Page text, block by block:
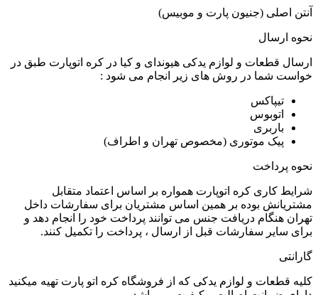
آنتن اصلی (جنیون پارت و موبیس)
نحوه ارسال
ارسال قطعات و لوازم یدکی هیوندای و کیا در کره اتوپارت طبق در
خواست شما در روش های زیر انجام می شود :
تیپاکس
اتوبوس
باربری
پیک موتوری (مخصوص تهران و اطراف)
نحوه پرداخت
شرایط کاری کره اتوپارت همواره بر اساس اعتماد متقابل
مشتریانش بوده بر همین اساس مشتریان برای سفارشات داخل
تهران هنگام دریافت جنس می توانند پرداخت خود را انجام دهد و
برای سایر سفارشات قبل از ارسال ، پرداخت را تکمیل کنند.
گارانتی
کلیه قطعات و لوازم یدکی که از فروشگاه کره اتو پارت تهیه میکنید